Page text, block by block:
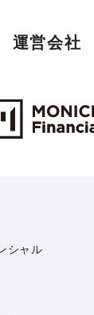
運営会社
シャル